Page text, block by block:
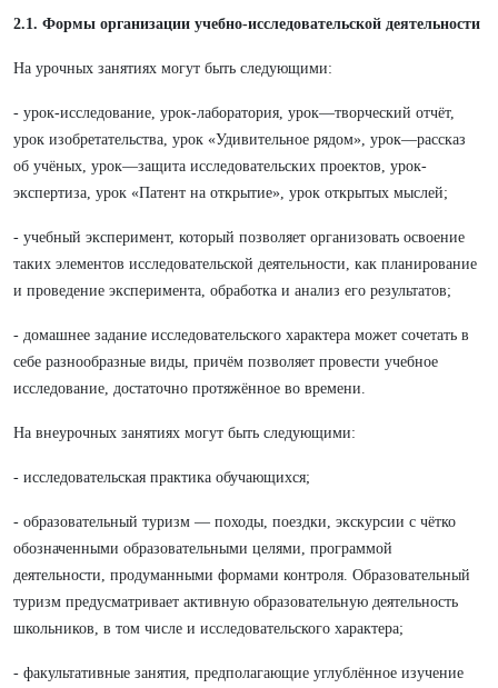
2.1. Формы организации учебно-исследовательской деятельности
На урочных занятиях могут быть следующими:
- урок-исследование, урок-лаборатория, урок—творческий отчёт,
урок изобретательства, урок «Удивительное рядом», урок—рассказ
об учёных, урок—защита исследовательских проектов, урок-
экспертиза, урок «Патент на открытие», урок открытых мыслей;
- учебный эксперимент, который позволяет организовать освоение
таких элементов исследовательской деятельности, как планирование
и проведение эксперимента, обработка и анализ его результатов;
- домашнее задание исследовательского характера может сочетать в
себе разнообразные виды, причём позволяет провести учебное
исследование, достаточно протяжённое во времени.
На внеурочных занятиях могут быть следующими:
- исследовательская практика обучающихся;
- образовательный туризм — походы, поездки, экскурсии с чётко
обозначенными образовательными целями, программой
деятельности, продуманными формами контроля. Образовательный
туризм предусматривает активную образовательную деятельность
школьников, в том числе и исследовательского характера;
- факультативные занятия, предполагающие углублённое изучение